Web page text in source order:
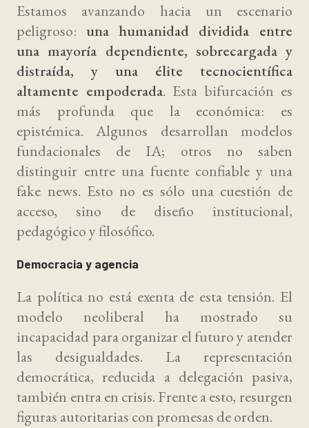
Estamos avanzando hacia un escenario
peligroso: una humanidad dividida entre
una mayoría dependiente, sobrecargada y
distraída, y una élite tecnocientífica
altamente empoderada. Esta bifurcación es
más profunda que la económica: es
epistémica. Algunos desarrollan modelos
fundacionales de IA; otros no saben
distinguir entre una fuente confiable y una
fake news. Esto no es sólo una cuestión de
acceso, sino de diseño institucional,
pedagógico y filosófico.
Democracia y agencia
La política no está exenta de esta tensión. El
modelo neoliberal ha mostrado su
incapacidad para organizar el futuro y atender
las desigualdades. La representación
democrática, reducida a delegación pasiva,
también entra en crisis. Frente a esto, resurgen
figuras autoritarias con promesas de orden.